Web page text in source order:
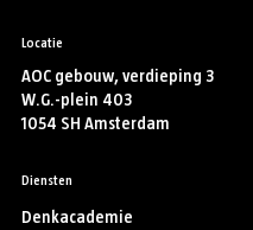
Locatie
AOC gebouw, verdieping 3
W.G.-plein 403
1054 SH Amsterdam
Diensten
Denkacademie